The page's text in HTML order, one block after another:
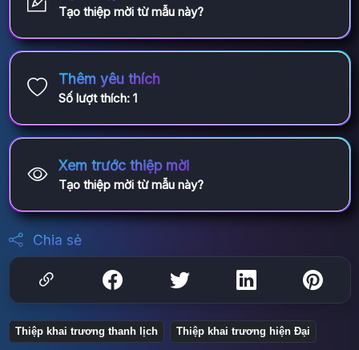
Tạo thiệp mời từ mẫu này?
Thêm yêu thích
Số lượt thích: 1
Xem trước thiệp mời
Tạo thiệp mời từ mẫu này?
Chia sẻ
Thiệp khai trương thanh lịch Thiệp khai trương hiện Đại